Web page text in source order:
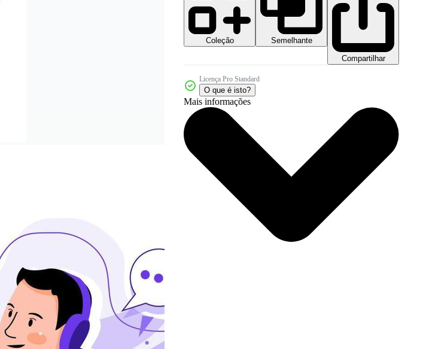
Coleção
Semelhante
Compartilhar
Licença Pro Standard
O que é isto?
Mais informações